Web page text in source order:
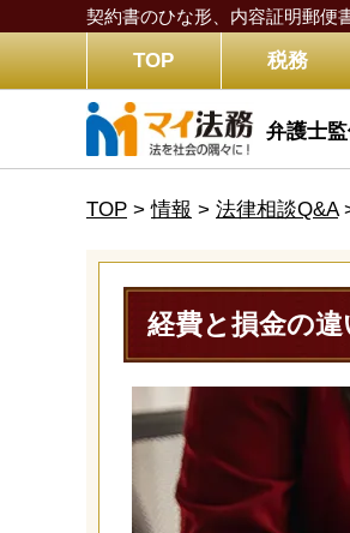
契約書のひな形、内容証明郵便
TOP 税務
弁護士
TOP >情報 > 法律相談Q&A
経費と損金の